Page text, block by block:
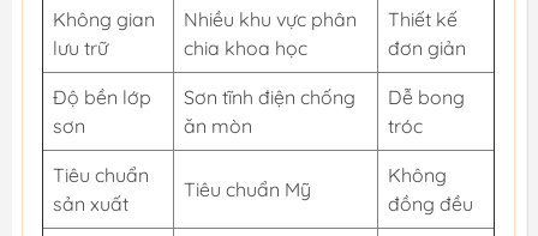
Không gian
lưu trữ
Nhiều khu vực phân
chia khoa học
Thiết kế
đơn giản
Độ bền lớp
sơn
Sơn tĩnh điện chống
ăn mòn
Dễ bong
tróc
Tiêu chuẩn
sản xuất
Tiêu chuẩn Mỹ
Không
đồng đều